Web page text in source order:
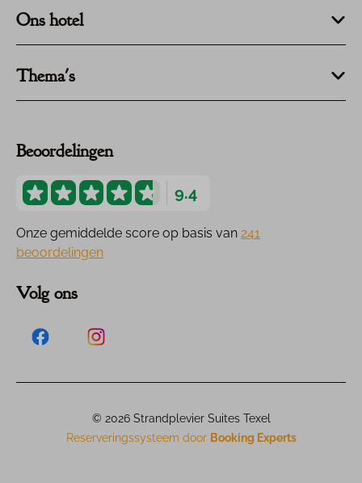
Ons hotel
Thema's
Beoordelingen
9.4
Onze gemiddelde score op basis van 241
beoordelingen
Volg ons
© 2026 Strandplevier Suites Texel
Reserveringssysteem door Booking Experts